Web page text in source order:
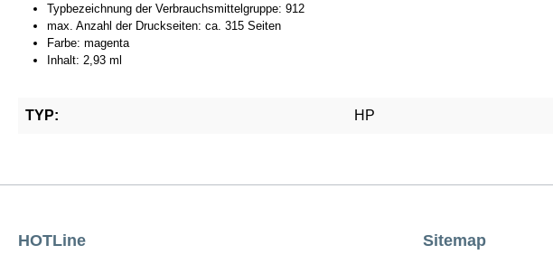
Typbezeichnung der Verbrauchsmittelgruppe: 912
max. Anzahl der Druckseiten: ca. 315 Seiten
Farbe: magenta
Inhalt: 2,93 ml
TYP: HP
HOTLine Sitemap